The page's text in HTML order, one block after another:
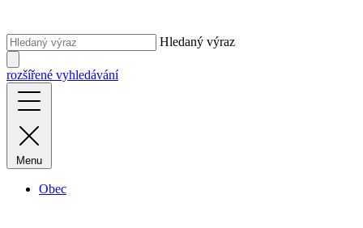
Hledaný výraz
rozšířené vyhledávání
Menu
Obec